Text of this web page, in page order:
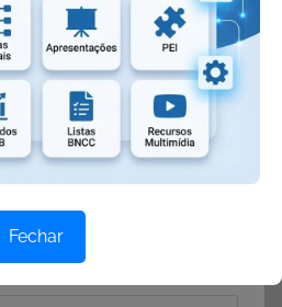
para 3º e 4º ano
ATIVIDADES DE
de Multiplicação
COM FORMAS
Fechar